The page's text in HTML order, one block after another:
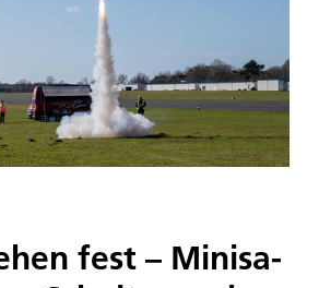
fest – Mi­ni­sa­